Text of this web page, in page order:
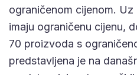
ograničenom cijenom.
imaju ograničenu cijenu,
70 proizvoda s
predstavljena je na